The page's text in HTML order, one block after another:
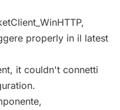
properly in il latest
it couldn't connetti